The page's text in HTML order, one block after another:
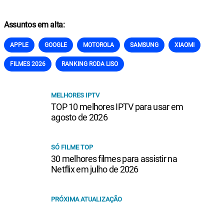
Assuntos em alta:
APPLE GOOGLE MOTOROLA SAMSUNG XIAOMI
FILMES 2026 RANKING RODA LISO
MELHORES IPTV
TOP 10 melhores IPTV para usar em
agosto de 2026
SÓ FILME TOP
30 melhores filmes para assistir na
Netflix em julho de 2026
PRÓXIMA ATUALIZAÇÃO